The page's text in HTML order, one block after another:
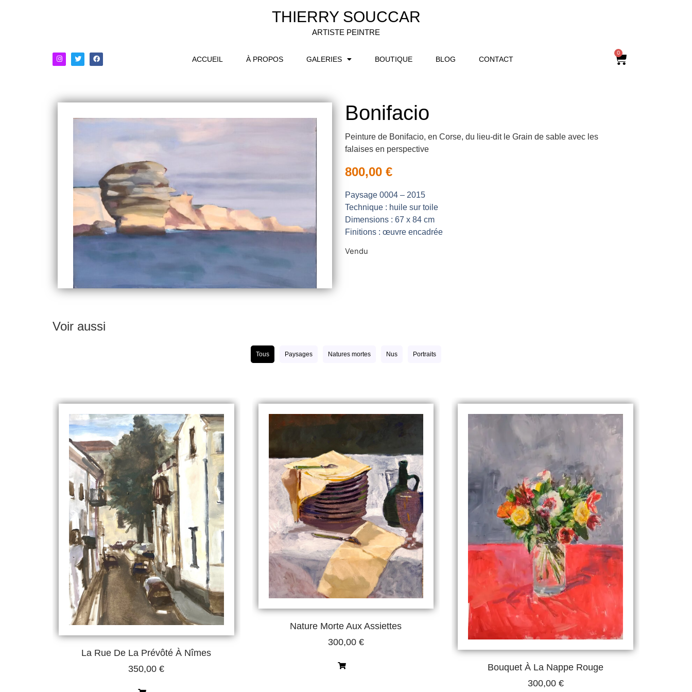
THIERRY SOUCCAR
ARTISTE PEINTRE
ACCUEIL À PROPOS GALERIES BOUTIQUE BLOG CONTACT
0
Bonifacio
Peinture de Bonifacio, en Corse, du lieu-dit le Grain de sable avec les
falaises en perspective
800,00 €
Paysage 0004 – 2015
Technique : huile sur toile
Dimensions : 67 x 84 cm
Finitions : œuvre encadrée
Vendu
Voir aussi
Tous Paysages Natures mortes Nus Portraits
La Rue De La Prévôté À Nîmes
350,00€
Nature Morte Aux Assiettes
300,00 €
Bouquet À La Nappe Rouge
300,00 €